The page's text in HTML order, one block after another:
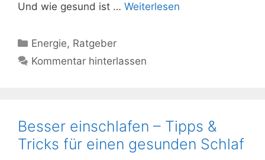
Und wie gesund ist … Weiterlesen
Kategorien
Energie, Ratgeber
Kommentar hinterlassen
Besser einschlafen – Tipps &
Tricks für einen gesunden Schlaf